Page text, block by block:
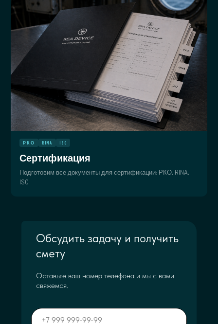
РКО RINA ISO
Сертификация
Подготовим все документы для сертификации: РКО, RINA,
ISO
Обсудить задачу и получить
смету
Оставьте ваш номер телефона и мы с вами
свяжемся.